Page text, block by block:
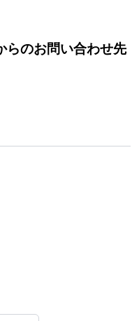
らのお問い合わせ先